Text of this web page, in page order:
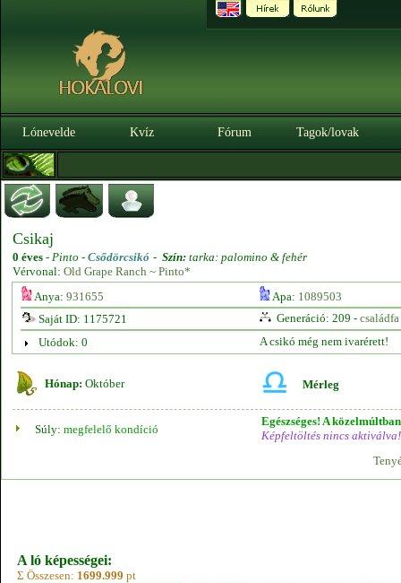
Lónevelde Kvíz Fórum Tagok/lovak
Csikaj
0 éves - Pinto - Csődörcsikó - Szín: tarka: palomino & fehér
Vérvonal: Old Grape Ranch ~ Pinto*
Anya: 931655 Apa: 1089503
Saját ID: 1175721
Generáció: 209 - családfa
Utódok: 0
A csikó még nem ivarérett!
Hónap: Október Mérleg
Súly: megfelelő kondíció
Egészséges! A
Képfeltöltés nincs aktiválva!
A ló képességei:
Σ Összesen: 1699.999 pt